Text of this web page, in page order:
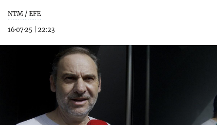
NTM / EFE
16·07·25
22:23